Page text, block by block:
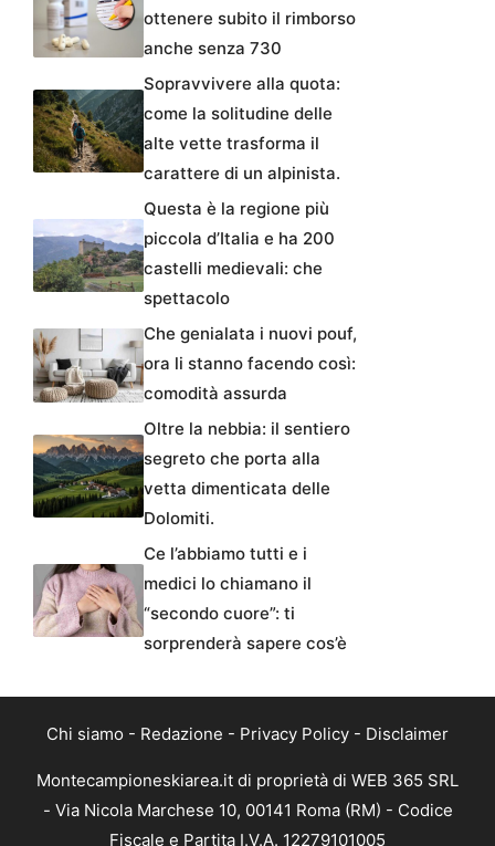
ottenere subito il rimborso
anche senza 730
Sopravvivere alla quota:
come la solitudine delle
alte vette trasforma il
carattere di un alpinista.
Questa è la regione più
piccola d’Italia e ha 200
castelli medievali: che
spettacolo
Che genialata i nuovi pouf,
ora li stanno facendo così:
comodità assurda
Oltre la nebbia: il sentiero
segreto che porta alla
vetta dimenticata delle
Dolomiti.
Ce l’abbiamo tutti e i
medici lo chiamano il
“secondo cuore”: ti
sorprenderà sapere cos’è
Chi siamo - Redazione - Privacy Policy - Disclaimer
Montecampioneskiarea.it di proprietà di WEB 365 SRL
- Via Nicola Marchese 10, 00141 Roma (RM) - Codice
Fiscale e Partita I.V.A. 12279101005